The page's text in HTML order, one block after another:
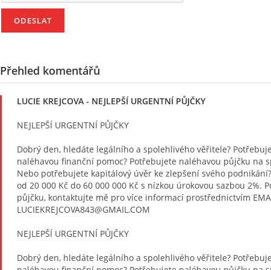
Přehled komentářů
LUCIE KREJCOVA - NEJLEPŠÍ URGENTNÍ PŮJČKY
NEJLEPŠÍ URGENTNÍ PŮJČKY
Dobrý den, hledáte legálního a spolehlivého věřitele?
naléhavou finanční pomoc? Potřebujete naléhavou půjčku na
Nebo potřebujete kapitálový úvěr ke zlepšení svého
od 20 000 Kč do 60 000 000 Kč s nízkou úrokovou sazbou 2%.
půjčku, kontaktujte mě pro více informací prostřednictvím
LUCIEKREJCOVA843@GMAIL.COM
NEJLEPŠÍ URGENTNÍ PŮJČKY
Dobrý den, hledáte legálního a spolehlivého věřitele?